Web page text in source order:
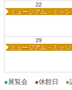
22
ミュージアム・ミッ
29
ミュージアム・ミッ
●展覧会 ●休館日 ●